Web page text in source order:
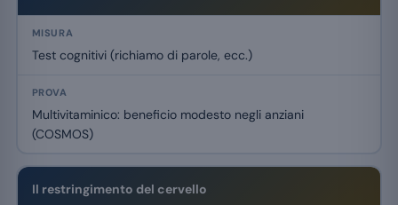
Test cognitivi (richiamo di parole, ecc.)
Multivitaminico: beneficio modesto negli anziani
(COSMOS)
Il restringimento del cervello